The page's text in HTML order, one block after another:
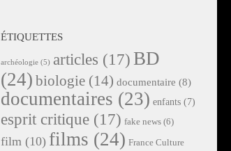
ÉTIQUETTES
archéologie (5) articles (17) BD
(24) biologie (14) documentaire (8)
documentaires (23) enfants (7)
esprit critique (17) fake news (6)
film (10) films (24) France Culture